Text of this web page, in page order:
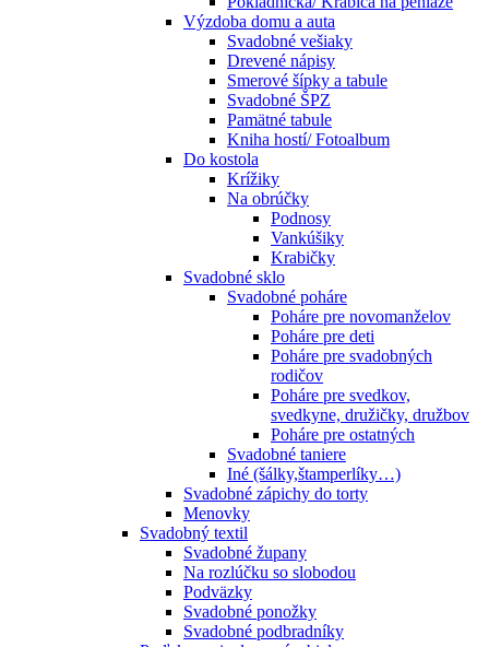
Výzdoba domu a auta
Svadobné vešiaky
Drevené nápisy
Smerové šípky a tabule
Svadobné ŠPZ
Pamätné tabule
Kniha hostí/ Fotoalbum
Do kostola
Krížiky
Na obrúčky
Podnosy
Vankúšiky
Krabičky
Svadobné sklo
Svadobné poháre
Poháre pre novomanželov
Poháre pre deti
Poháre pre svadobných
rodičov
Poháre pre svedkov,
svedkyne, družičky, družbov
Poháre pre ostatných
Svadobné taniere
Iné (šálky,štamperlíky…)
Svadobné zápichy do torty
Menovky
Svadobný textil
Svadobné župany
Na rozlúčku so slobodou
Podväzky
Svadobné ponožky
Svadobné podbradníky